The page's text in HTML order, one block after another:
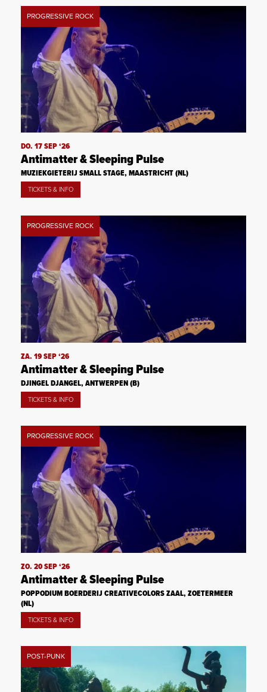
PROGRESSIVE ROCK
DO. 17 SEP ‘26
Antimatter & Sleeping Pulse
MUZIEKGIETERIJ SMALL STAGE, MAASTRICHT (NL)
TICKETS & INFO
PROGRESSIVE ROCK
ZA. 19 SEP ‘26
Antimatter & Sleeping Pulse
DJINGEL DJANGEL, ANTWERPEN (B)
TICKETS & INFO
PROGRESSIVE ROCK
ZO. 20 SEP ‘26
Antimatter & Sleeping Pulse
POPPODIUM BOERDERIJ CREATIVECOLORS ZAAL, ZOETERMEER
(NL)
TICKETS & INFO
POST-PUNK